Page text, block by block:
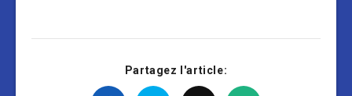
Partagez l'article: